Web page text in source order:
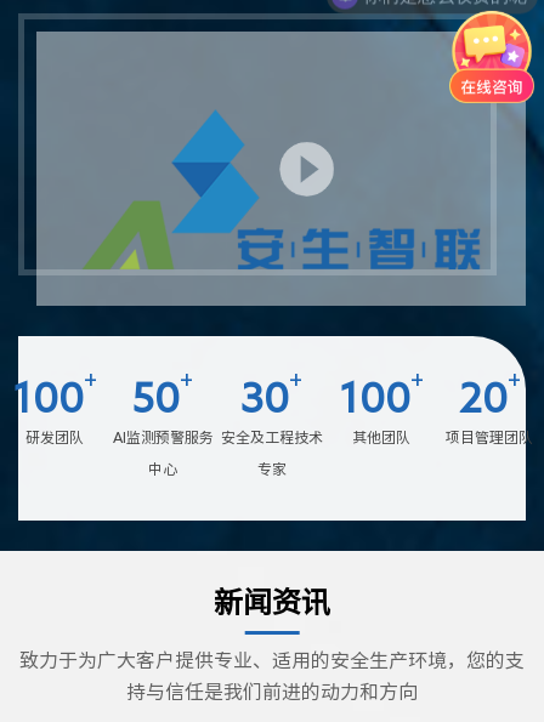
100+
研发团队
50+
AI监测预警服务
中心
30+
安全及工程技术
专家
100+
其他团队
20+
项目管理团队
新闻资讯
致力于为广大客户提供专业、适用的安全生产环境，您的支
持与信任是我们前进的动力和方向